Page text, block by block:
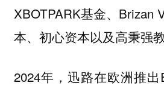
XBOTPARK基金、Brizan
本、初心资本以及高秉强教
2024年，迅路在欧洲推出